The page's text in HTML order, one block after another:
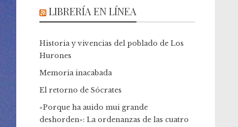
LIBRERÍA EN LÍNEA
Historia y vivencias del poblado de Los
Hurones
Memoria inacabada
El retorno de Sócrates
«Porque ha auido mui grande
deshorden»: La ordenanzas de las cuatro